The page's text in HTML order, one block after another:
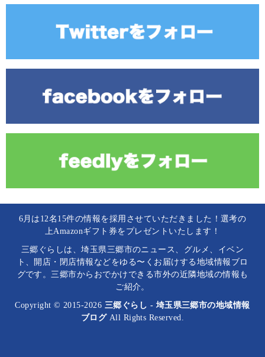
6月は12名15件の情報を採用させていただきました！選考の
上Amazonギフト券をプレゼントいたします！
三郷ぐらしは、埼玉県三郷市のニュース、グルメ、イベン
ト、開店・閉店情報などをゆる〜くお届けする地域情報ブロ
グです。三郷市からおでかけできる市外の近隣地域の情報も
ご紹介。
Copyright © 2015-2026 三郷ぐらし - 埼玉県三郷市の地域情報
ブログAll Rights Reserved.